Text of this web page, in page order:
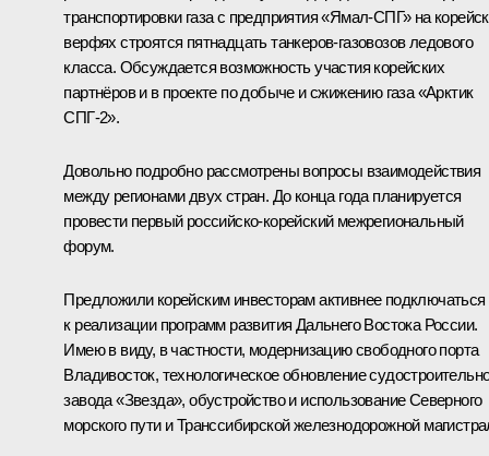
транспортировки газа с предприятия «Ямал‑СПГ» на
верфях строятся пятнадцать танкеров-газовозов ледового
класса. Обсуждается возможность участия корейских
партнёров и в проекте по добыче и сжижению газа «Арктик
СПГ‑2».
Довольно подробно рассмотрены вопросы взаимодействия
между регионами двух стран. До конца года планируется
провести первый российско-корейский межрегиональный
форум.
Предложили корейским инвесторам активнее подключаться
к реализации программ развития Дальнего Востока России.
Имею в виду, в частности, модернизацию свободного порта
Владивосток, технологическое обновление
завода «Звезда», обустройство и использование Северного
морского пути и Транссибирской железнодорожной